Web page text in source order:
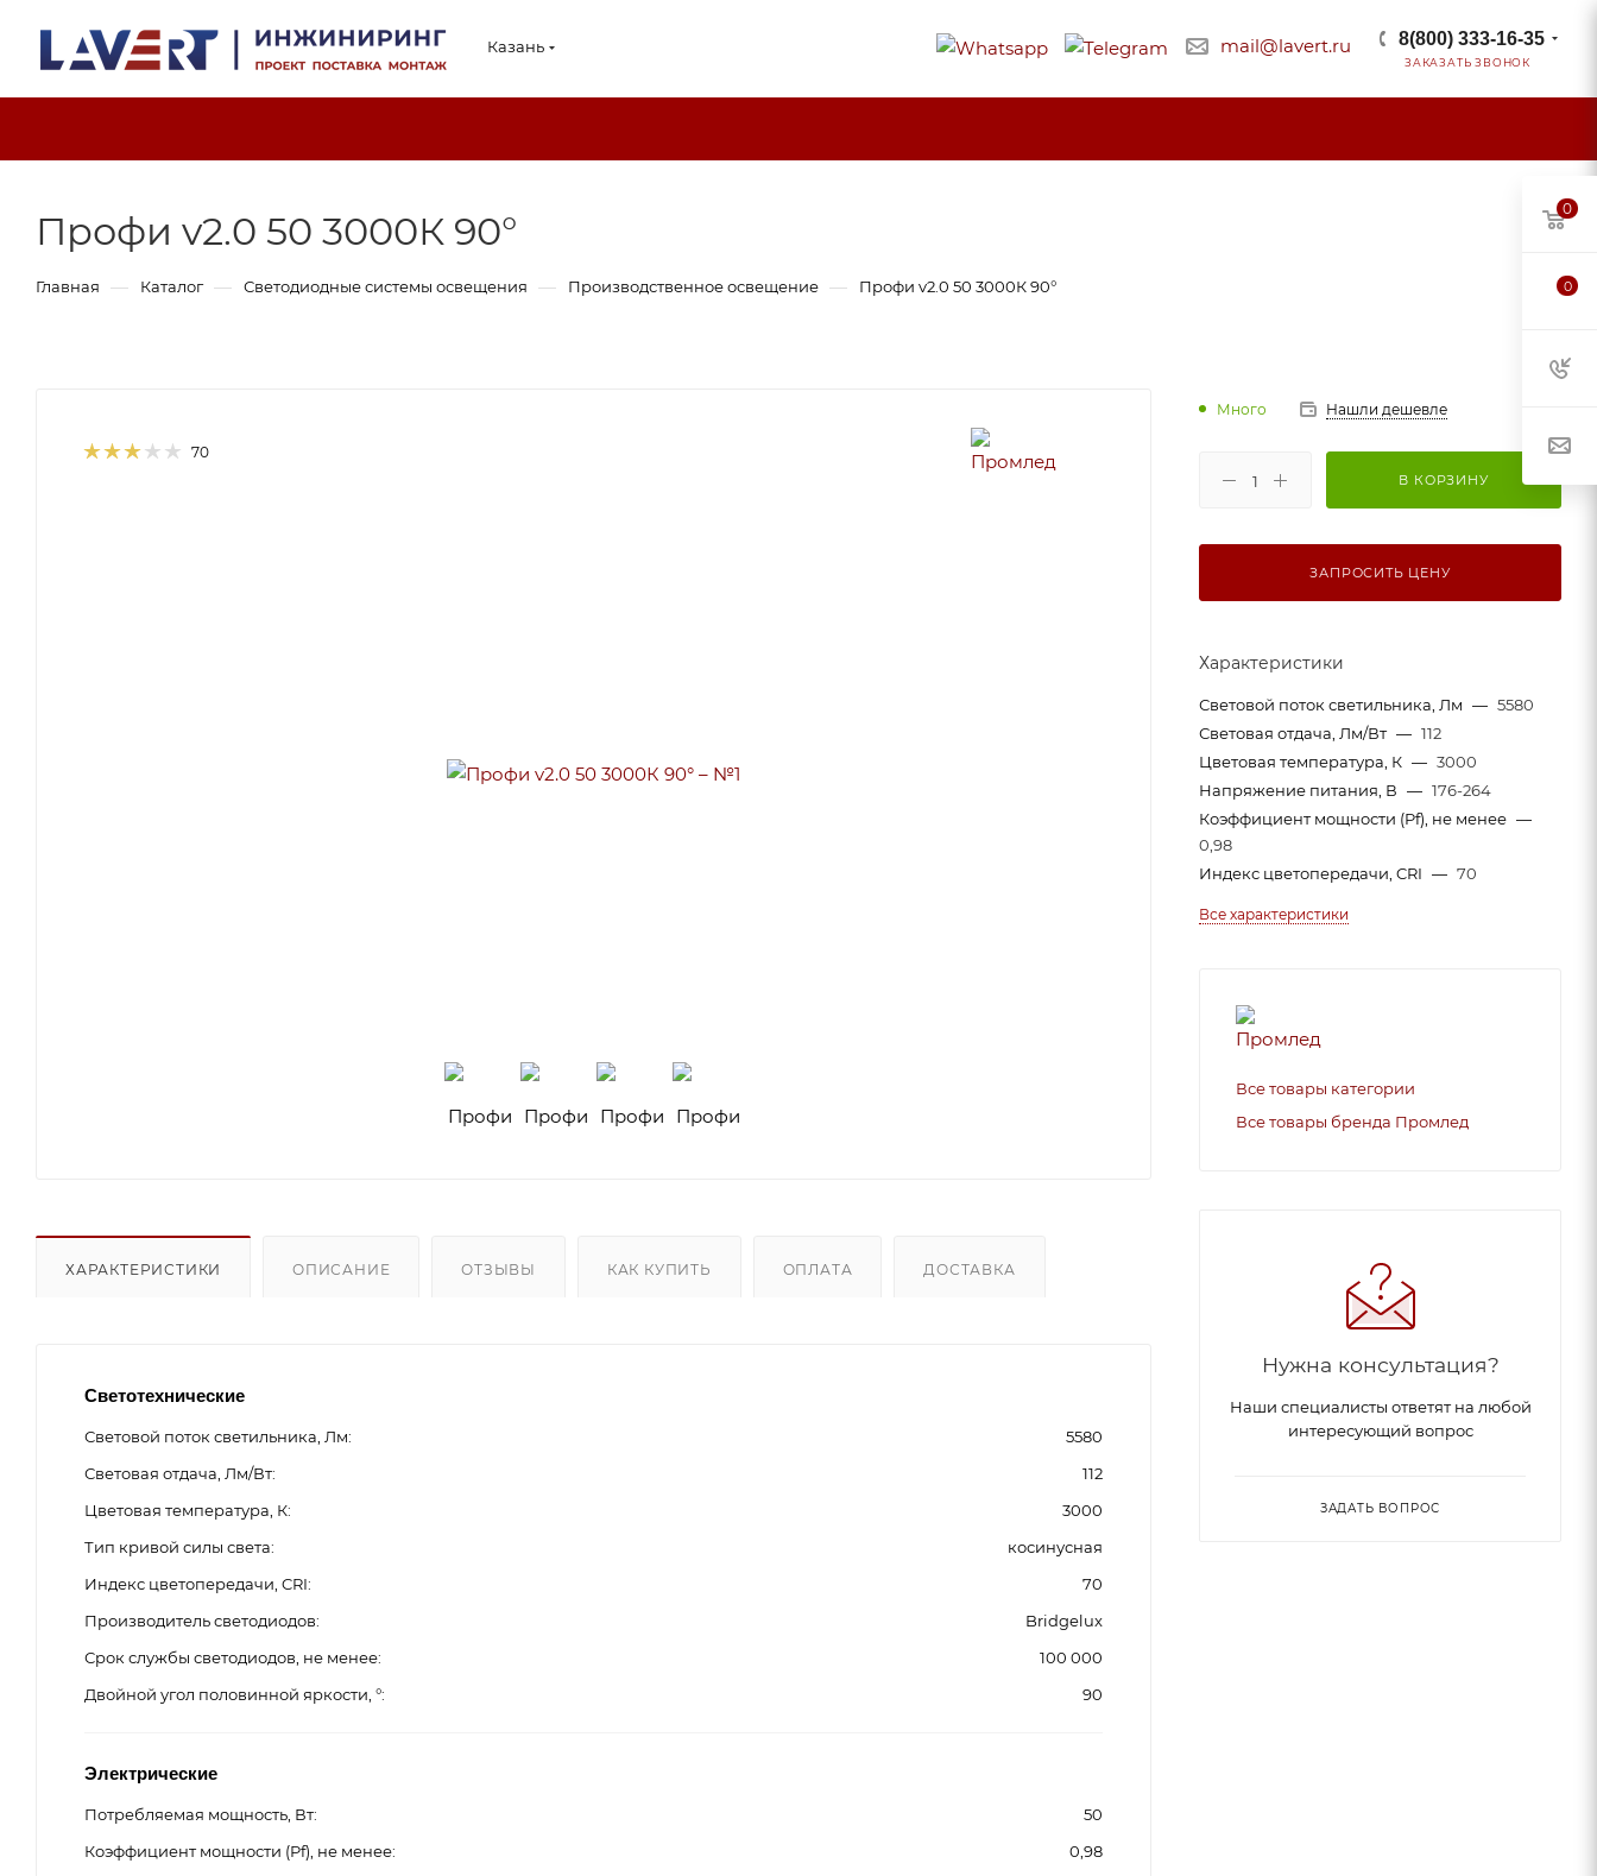
Казань mail@lavert.ru 8(800) 333-16-35
ЗАКАЗАТЬ ЗВОНОК
Профи v2.0 50 3000К 90°
Главная — Каталог — Светодиодные системы освещения — Производственное освещение — Профи v2.0 50 3000К 90°
70
ХАРАКТЕРИСТИКИ ОПИСАНИЕ ОТЗЫВЫ КАК КУПИТЬ ОПЛАТА ДОСТАВКА
Светотехнические
Световой поток светильника, Лм
5580
Световая отдача, Лм/Вт
112
Цветовая температура, К
3000
Тип кривой силы света
косинусная
Индекс цветопередачи, CRI
70
Производитель светодиодов
Bridgelux
Срок службы светодиодов, не менее
100 000
Двойной угол половинной яркости, °
90
Электрические
Потребляемая мощность, Вт
50
Коэффициент мощности (Pf), не менее
0,98
Много Нашли дешевле
В КОРЗИНУ
ЗАПРОСИТЬ ЦЕНУ
Характеристики
Световой поток светильника, Лм — 5580
Световая отдача, Лм/Вт — 112
Цветовая температура, К — 3000
Напряжение питания, В — 176-264
Коэффициент мощности (Pf), не менее —
0,98
Индекс цветопередачи, CRI — 70
Все характеристики
Все товары категории
Все товары бренда Промлед
Нужна консультация?
Наши специалисты ответят на любой
интересующий вопрос
ЗАДАТЬ ВОПРОС
0
0